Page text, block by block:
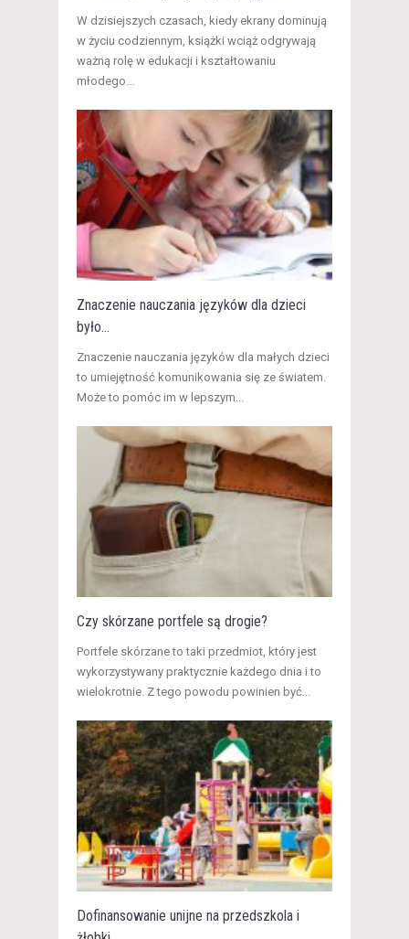
W dzisiejszych czasach, kiedy ekrany dominują
w życiu codziennym, książki wciąż odgrywają
ważną rolę w edukacji i kształtowaniu
młodego...
Znaczenie nauczania języków dla dzieci
było...
Znaczenie nauczania języków dla małych dzieci
to umiejętność komunikowania się ze światem.
Może to pomóc im w lepszym...
Czy skórzane portfele są drogie?
Portfele skórzane to taki przedmiot, który jest
wykorzystywany praktycznie każdego dnia i to
wielokrotnie. Z tego powodu powinien być...
Dofinansowanie unijne na przedszkola i